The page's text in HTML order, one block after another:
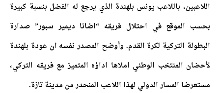
اللاعبين، باللاعب يونس بلهندة الذي يرجع له الفضل بنسبة كبيرة
بحسب الموقع في احتلال فريقه “اضانا ديمير سبور” صدارة
البطولة التركية لكرة القدم. وأوضح المصدر نفسه ان عودة بلهندة
لأحضان المنتخب الوطني املاها اداؤه المتميز مع فريقه التركي،
مستعرضا المسار الدولي لهذا اللاعب المنحدر من مدينة تازة.